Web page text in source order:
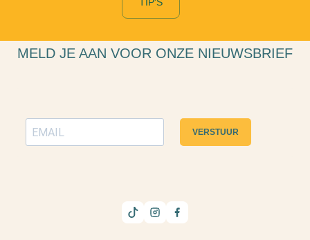
MELD JE AAN VOOR ONZE NIEUWSBRIEF
VERSTUUR